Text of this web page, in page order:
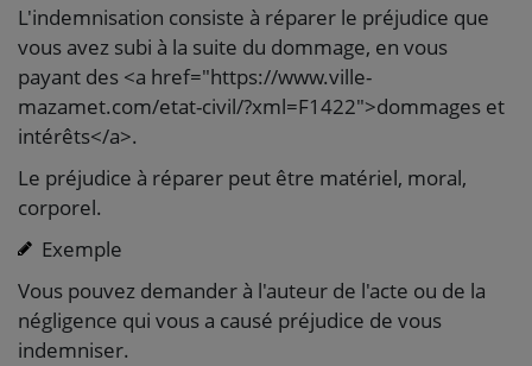
L'indemnisation consiste à réparer le préjudice que
vous avez subi à la suite du dommage, en vous
payant des <a href="https://www.ville-
mazamet.com/etat-civil/?xml=F1422">dommages et
intérêts</a>.
Le préjudice à réparer peut être matériel, moral,
corporel.
Exemple
Vous pouvez demander à l'auteur de l'acte ou de la
négligence qui vous a causé préjudice de vous
indemniser.